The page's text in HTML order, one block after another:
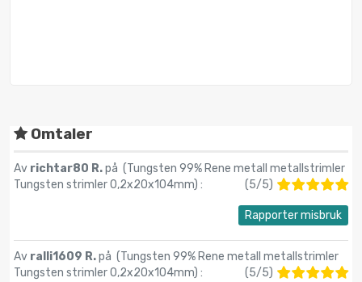
Omtaler
Av richtar80 R.på (Tungsten 99% Rene metall metallstrimler
Tungsten strimler 0,2x20x104mm) : (5/5)
Rapporter misbruk
Av ralli1609 R.på (Tungsten 99% Rene metall metallstrimler
Tungsten strimler 0,2x20x104mm) : (5/5)